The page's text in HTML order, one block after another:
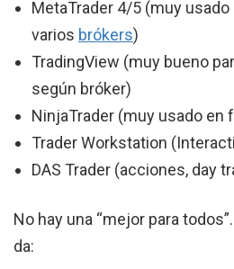
MetaTrader 4/5 (muy usado
varios brókers)
TradingView (muy bueno
según bróker)
NinjaTrader (muy usado en
Trader Workstation
DAS Trader (acciones, day
No hay una “mejor para
da: